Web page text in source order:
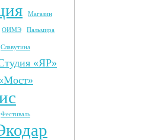
Магазин
ОИМЭ Пальмира
Славутина
«ЯР»
Фестиваль